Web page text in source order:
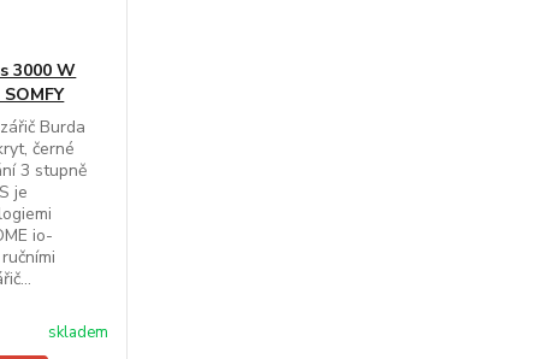
3000 W
Burda
černé
3 stupně
je
io-
skladem